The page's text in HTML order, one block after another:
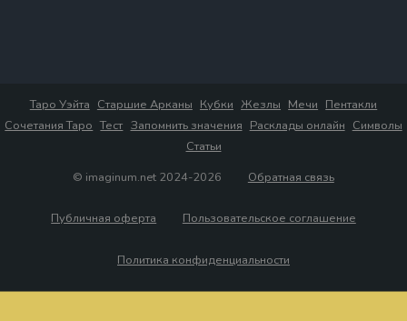
Таро Уэйта Старшие Арканы Кубки Жезлы Мечи Пентакли
Сочетания Таро Тест Запомнить значения Расклады онлайн Символы
Статьи
© imaginum.net 2024-2026
Обратная связь
Публичная оферта Пользовательское соглашение
Политика конфиденциальности